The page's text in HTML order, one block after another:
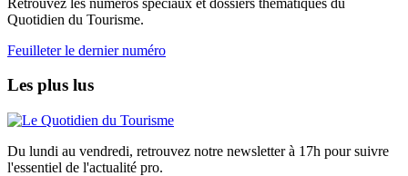
Quotidien du Tourisme.
Feuilleter le dernier numéro
Les plus lus
Du lundi au vendredi, retrouvez notre newsletter à 17h pour suivre
l'essentiel de l'actualité pro.